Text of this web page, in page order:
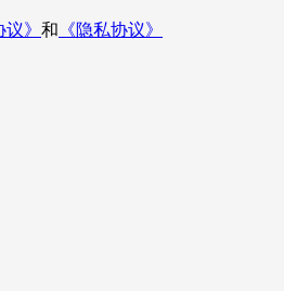
议》 和 《隐私协议》